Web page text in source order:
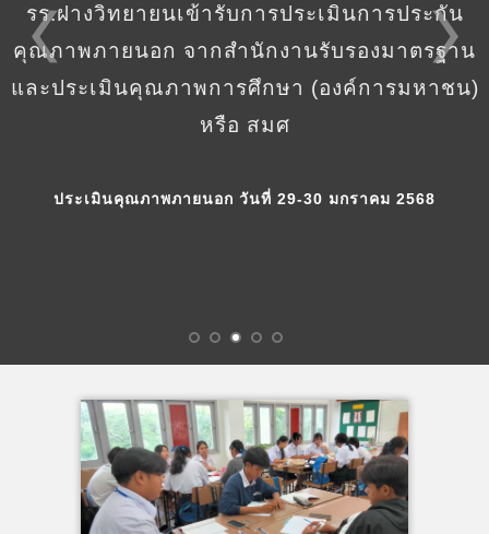
รร.ฝางวิทยายนเข้ารับการประเมินการประกัน
คุณภาพภายนอก จากสำนักงานรับรองมาตรฐาน
และประเมินคุณภาพการศึกษา (องค์การมหาชน)
หรือ สมศ
ประเมินคุณภาพภายนอก วันที่ 29-30 มกราคม 2568